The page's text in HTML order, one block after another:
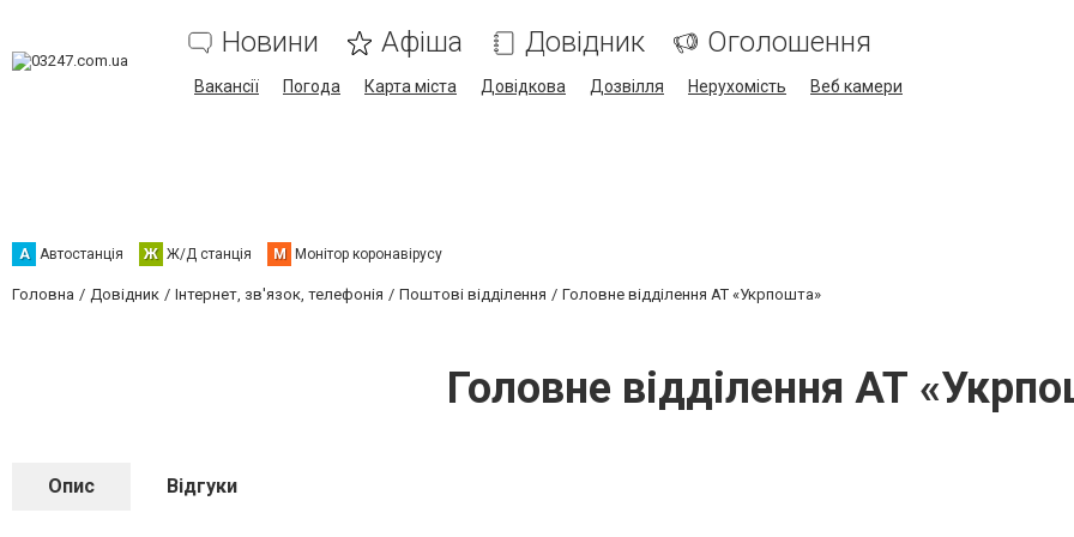
Новини Афіша Довідник Оголошення
Вакансії Погода Карта міста Довідкова Дозвілля Нерухомість Веб камери
А Автостанція Ж Ж/Д станція М Монітор коронавірусу
Головна Довідник Інтернет, зв'язок, телефонія Поштові відділення Головне відділення АТ «Укрпошта»
Головне відділення АТ
Опис Відгуки